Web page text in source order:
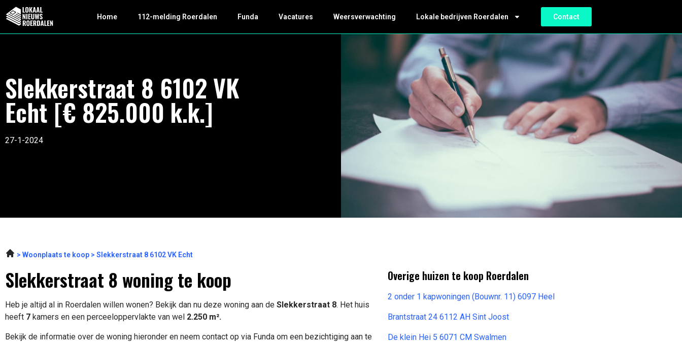
Home 112-melding Roerdalen Funda Vacatures Weersverwachting Lokale bedrijven Roerdalen Contact
Slekkerstraat 8 6102 VK
Echt [€ 825.000 k.k.]
27-1-2024
Woonplaats te koop Slekkerstraat 8 6102 VK Echt
Slekkerstraat 8 woning te koop
Heb je altijd al in Roerdalen willen wonen? Bekijk dan nu deze woning aan de Slekkerstraat 8. Het huis
heeft 7 kamers en een perceeloppervlakte van wel 2.250 m².
Bekijk de informatie over de woning hieronder en neem contact op via Funda om een bezichtiging aan te
Overige huizen te koop Roerdalen
2 onder 1 kapwoningen (Bouwnr. 11) 6097 Heel
Brantstraat 24 6112 AH Sint Joost
De klein Hei 5 6071 CM Swalmen